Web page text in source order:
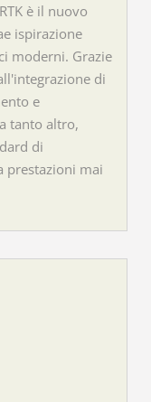
è il nuovo
ispirazione
moderni. Grazie
di
e
tanto altro,
di
prestazioni mai